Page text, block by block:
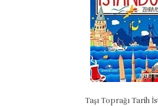
Taşı Toprağı Tarih İstanbul